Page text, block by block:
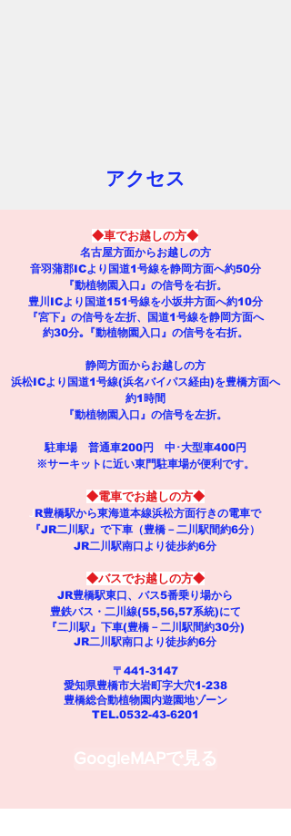
アクセス
◆車でお越しの方◆
名古屋方面からお越しの方
音羽蒲郡ICより国道1号線を静岡方面へ約50分
『動植物園入口』の信号を右折。
豊川ICより国道151号線を小坂井方面へ約10分
『宮下』の信号を左折、国道1号線を静岡方面へ
約30分｡『動植物園入口』の信号を右折。
静岡方面からお越しの方
浜松ICより国道1号線(浜名バイパス経由)を豊橋方面へ
約1時間
『動植物園入口』の信号を左折。
駐車場 普通車200円 中･大型車400円
※サーキットに近い東門駐車場が便利です。
◆電車でお越しの方◆
JR豊橋駅から東海道本線浜松方面行きの電車で
『JR二川駅』で下車（豊橋－二川駅間約6分）
JR二川駅南口より徒歩約6分
◆バスでお越しの方◆
JR豊橋駅東口、バス5番乗り場から
豊鉄バス・二川線(55,56,57系統)にて
『二川駅』下車(豊橋－二川駅間約30分)
JR二川駅南口より徒歩約6分
〒441-3147
愛知県豊橋市大岩町字大穴1-238
豊橋総合動植物園内遊園地ゾーン​
TEL.0532-43-6201
GoogleMAPで見る